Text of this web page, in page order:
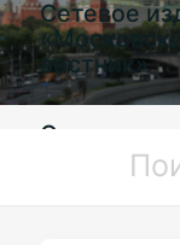
Сетевое
вестник»
Органы